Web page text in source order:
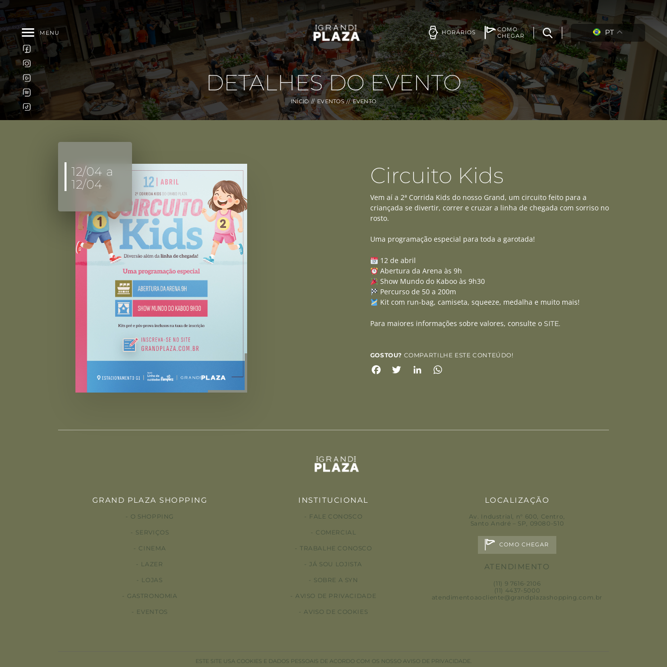
MENU HORÁRIOS
COMO
CHEGAR
PT
DETALHES DO EVENTO
INÍCIO EVENTOS EVENTO
12/04 a
12/04
Circuito Kids
Vem aí a 2ª Corrida Kids do nosso Grand, um circuito feito para a
criançada se divertir, correr e cruzar a linha de chegada com sorriso no
rosto.
Uma programação especial para toda a garotada!
12 de abril
Abertura da Arena às 9h
Show Mundo do Kaboo às 9h30
Percurso de 50 a 200m
Kit com run-bag, camiseta, squeeze, medalha e muito mais!
Para maiores informações sobre valores, consulte o SITE.
GOSTOU? COMPARTILHE ESTE CONTEÚDO!
Facebook
Twitter LinkedIn
GRAND PLAZA SHOPPING
O SHOPPING
SERVIÇOS
CINEMA
LAZER
LOJAS
GASTRONOMIA
EVENTOS
INSTITUCIONAL
FALE CONOSCO
COMERCIAL
TRABALHE CONOSCO
JÁ SOU LOJISTA
SOBRE A SYN
AVISO DE PRIVACIDADE
AVISO DE COOKIES
LOCALIZAÇÃO
Av. Industrial, n° 600, Centro,
Santo André – SP, 09080-510
COMO CHEGAR
ATENDIMENTO
(11) 9 7616-2106
(11) 4437-5000
atendimentoaocliente@grandplazashopping.com.br
ESTE SITE USA COOKIES E DADOS PESSOAIS DE ACORDO COM OS NOSSO AVISO DE PRIVACIDADE.